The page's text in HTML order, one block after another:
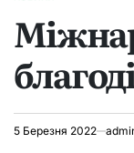
5 Березня 2022